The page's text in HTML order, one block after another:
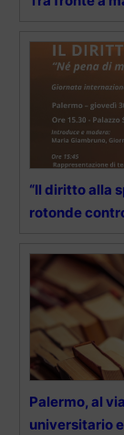
“Il diritto alla
rotonde
Palermo, al
universitario